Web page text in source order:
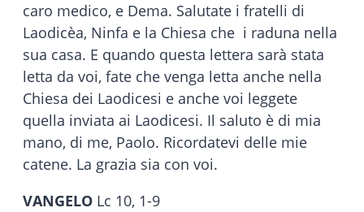
caro medico, e Dema. Salutate i fratelli di
Laodicèa, Ninfa e la Chiesa che i raduna nella
sua casa. E quando questa lettera sarà stata
letta da voi, fate che venga letta anche nella
Chiesa dei Laodicesi e anche voi leggete
quella inviata ai Laodicesi. Il saluto è di mia
mano, di me, Paolo. Ricordatevi delle mie
catene. La grazia sia con voi.
VANGELO Lc 10, 1-9